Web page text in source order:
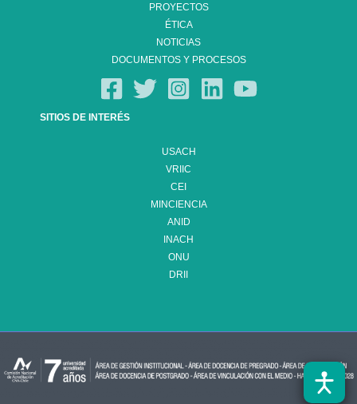
PROYECTOS
ÉTICA
NOTICIAS
DOCUMENTOS Y PROCESOS
SITIOS DE INTERÉS
USACH
VRIIC
CEI
MINCIENCIA
ANID
INACH
ONU
DRII